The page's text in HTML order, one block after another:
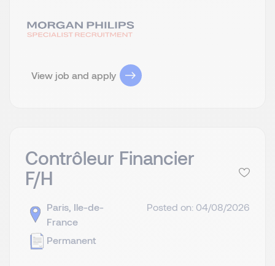
View job and apply
Contrôleur Financier
F/H
Paris, Ile-de-
France
Permanent
Posted on: 04/08/2026